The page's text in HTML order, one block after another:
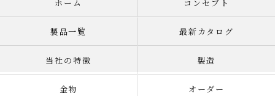
ホーム コンセプト
製品一覧 最新カタログ
当社の特徴 製造
金物 オーダー